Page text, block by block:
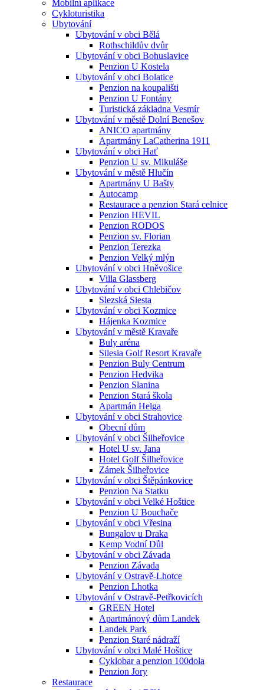
Mobilní aplikace
Cykloturistika
Ubytování
Ubytování v obci Bělá
Rothschildův dvůr
Ubytování v obci Bohuslavice
Penzion U Kostela
Ubytování v obci Bolatice
Penzion na koupališti
Penzion U Fontány
Turistická základna Vesmír
Ubytování v městě Dolní Benešov
ANICO apartmány
Apartmány LaCatherina 1911
Ubytování v obci Hať
Penzion U sv. Mikuláše
Ubytování v městě Hlučín
Apartmány U Bašty
Autocamp
Restaurace a penzion Stará celnice
Penzion HEVIL
Penzion RODOS
Penzion sv. Florian
Penzion Terezka
Penzion Velký mlýn
Ubytování v obci Hněvošice
Villa Glassberg
Ubytování v obci Chlebičov
Slezská Siesta
Ubytování v obci Kozmice
Hájenka Kozmice
Ubytování v městě Kravaře
Buly aréna
Silesia Golf Resort Kravaře
Penzion Buly Centrum
Penzion Hedvika
Penzion Slanina
Penzion Stará škola
Apartmán Helga
Ubytování v obci Strahovice
Obecní dům
Ubytování v obci Šilheřovice
Hotel U sv. Jana
Hotel Golf Šilheřovice
Zámek Šilheřovice
Ubytování v obci Štěpánkovice
Penzion Na Statku
Ubytování v obci Velké Hoštice
Penzion U Bouchače
Ubytování v obci Vřesina
Bungalov u Draka
Kemp Vodní Důl
Ubytování v obci Závada
Penzion Závada
Ubytování v Ostravě-Lhotce
Penzion Lhotka
Ubytování v Ostravě-Petřkovicích
GREEN Hotel
Apartmánový dům Landek
Landek Park
Penzion Staré nádraží
Ubytování v obci Malé Hoštice
Cyklobar a penzion 100dola
Penzion Jory
Restaurace